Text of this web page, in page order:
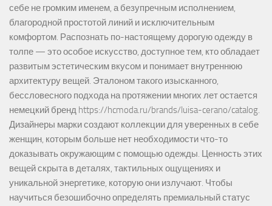
себе не громким именем, а безупречным исполнением,
благородной простотой линий и исключительным
комфортом. Распознать по-настоящему дорогую одежду в
толпе — это особое искусство, доступное тем, кто обладает
развитым эстетическим вкусом и понимает внутреннюю
архитектуру вещей. Эталоном такого изысканного,
бессловесного подхода на протяжении многих лет остается
немецкий бренд https://hcmoda.ru/brands/luisa-cerano/catalog.
Дизайнеры марки создают коллекции для уверенных в себе
женщин, которым больше нет необходимости что-то
доказывать окружающим с помощью одежды. Ценность этих
вещей скрыта в деталях, тактильных ощущениях и
уникальной энергетике, которую они излучают. Чтобы
научиться безошибочно определять премиальный статус